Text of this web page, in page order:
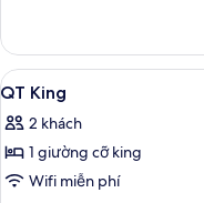
Premier
Suite
Xem
tất
cả
ảnh
QT
3
QT King
2 khách
1 giường cỡ king
Wifi miễn phí